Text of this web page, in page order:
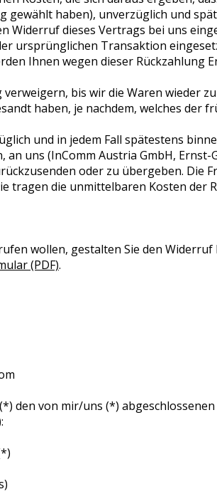
gewählt haben), unverzüglich und
Widerruf dieses Vertrags bei uns
ursprünglichen Transaktion
Ihnen wegen dieser Rückzahlung
bis wir die Waren wieder
haben, je nachdem, welches der
und in jedem Fall spätestens
uns (InComm Austria GmbH, Ernst-
oder zu übergeben. Die
tragen die unmittelbaren Kosten der
wollen, gestalten Sie den
(PDF).
den von mir/uns (*)